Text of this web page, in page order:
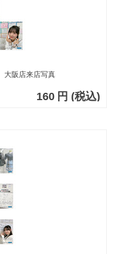
大阪店来店写真
160 円 (税込)